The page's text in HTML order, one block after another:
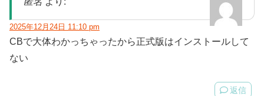
2025年12月24日 11:10 pm
CBで大体わかっちゃったから正式版はインストールして
ない
返信